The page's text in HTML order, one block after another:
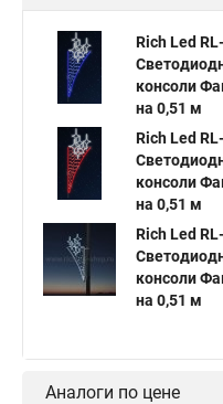
Консоль светодиодные
Светодиодные консоли на
Светильник светодиодный
Консоль для светильника
Уличный светильник
Светодиодное консоли на
Светильник светодиодный
Rich Led
консоли
на 0,51 м
Rich Led
консоли
на 0,51 м
Rich Led
консоли
на 0,51 м
Аналоги по цене